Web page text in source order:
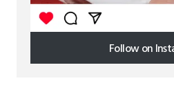
Follow on
Follow on